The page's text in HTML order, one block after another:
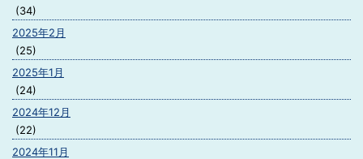
(34)
2025年2月
(25)
2025年1月
(24)
2024年12月
(22)
2024年11月